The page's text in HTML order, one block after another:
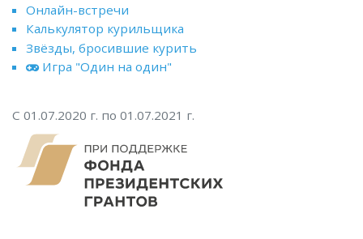
Онлайн-встречи
Калькулятор курильщика
Звёзды, бросившие курить
Игра "Один на один"
С 01.07.2020 г. по 01.07.2021 г.